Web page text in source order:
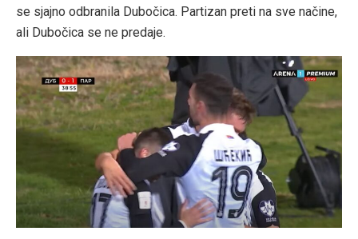
se sjajno odbranila Dubočica. Partizan preti na sve načine,
ali Dubočica se ne predaje.